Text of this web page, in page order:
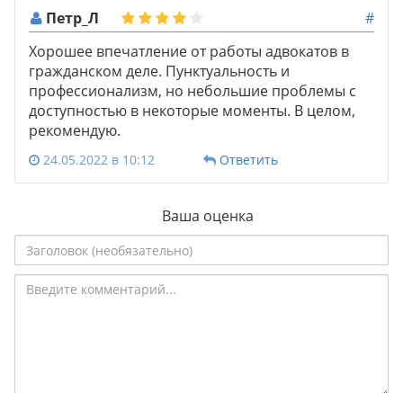
Петр_Л
#
Хорошее впечатление от работы адвокатов в
гражданском деле. Пунктуальность и
профессионализм, но небольшие проблемы с
доступностью в некоторые моменты. В целом,
рекомендую.
24.05.2022 в 10:12 Ответить
Ваша оценка